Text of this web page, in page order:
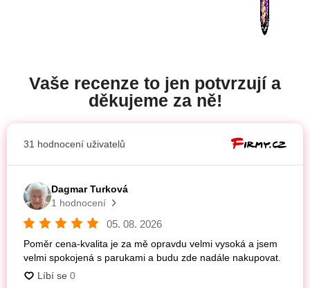
Vaše recenze to jen potvrzují a
děkujeme za ně!